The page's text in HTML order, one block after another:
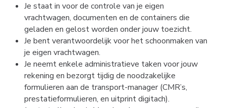
Je staat in voor de controle van je eigen
vrachtwagen, documenten en de containers die
geladen en gelost worden onder jouw toezicht.
Je bent verantwoordelijk voor het schoonmaken van
je eigen vrachtwagen.
Je neemt enkele administratieve taken voor jouw
rekening en bezorgt tijdig de noodzakelijke
formulieren aan de transport-manager (CMR’s,
prestatieformulieren, en uitprint digitach).